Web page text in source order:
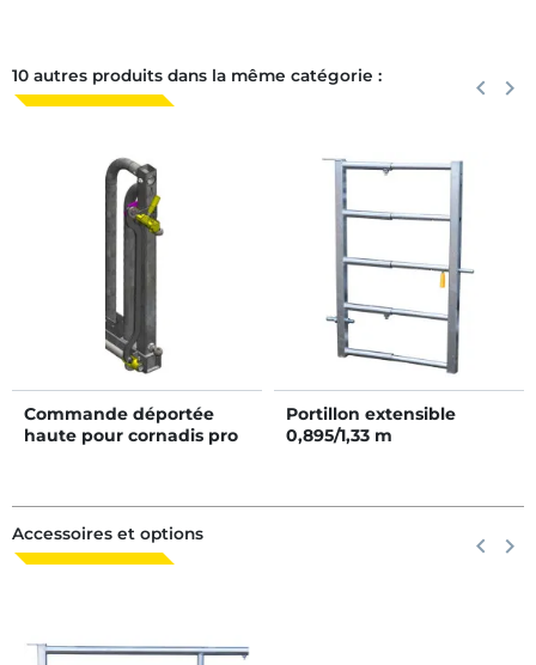
10 autres produits dans la même catégorie : keyboard_arrow_left keyboard_arrow_right
Commande déportée
haute pour cornadis pro
Portillon extensible
0,895/1,33 m
Accessoires et options keyboard_arrow_left keyboard_arrow_right